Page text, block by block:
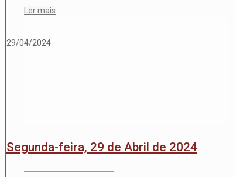
Ler mais
29/04/2024
Segunda-feira, 29 de Abril de 2024